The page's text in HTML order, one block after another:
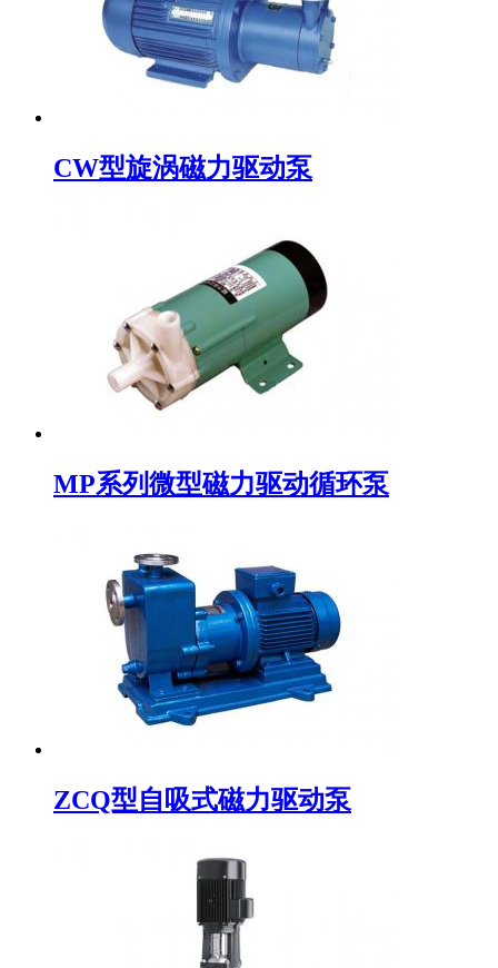
CW型旋涡磁力驱动泵
MP系列微型磁力驱动循环泵
ZCQ型自吸式磁力驱动泵